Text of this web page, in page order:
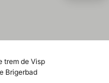
trem de VispVer preços
Brigerbad